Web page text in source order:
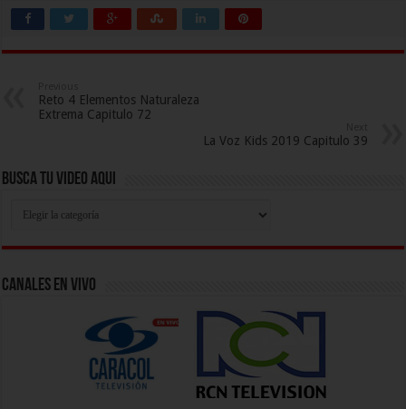
Reto 4 Elementos Naturaleza
Extrema Capitulo 72
La Voz Kids 2019 Capitulo 39
Busca Tu Video Aqui
Aqui
Canales En Vivo